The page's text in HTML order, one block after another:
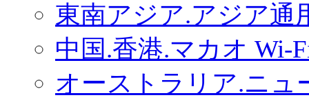
東南アジア.アジア通
中国.香港.マカオ Wi-
オーストラリア.ニュ